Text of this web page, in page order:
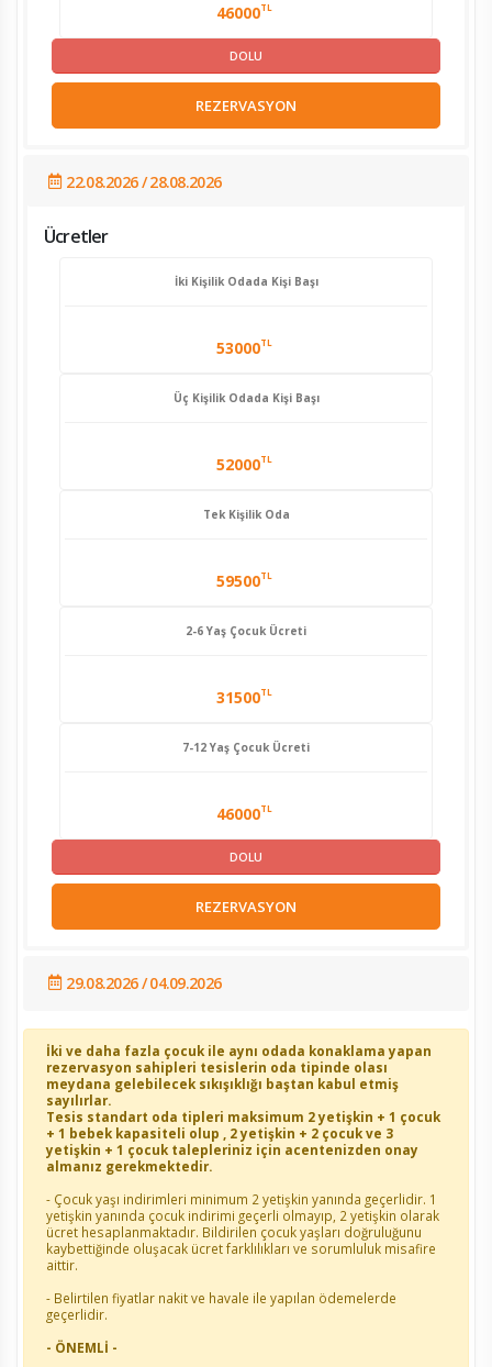
46000TL
DOLU
REZERVASYON
22.08.2026 / 28.08.2026
Ücretler
İki Kişilik Odada Kişi Başı
53000TL
Üç Kişilik Odada Kişi Başı
52000TL
Tek Kişilik Oda
59500TL
2-6 Yaş Çocuk Ücreti
31500TL
7-12 Yaş Çocuk Ücreti
46000TL
DOLU
REZERVASYON
29.08.2026 / 04.09.2026
İki ve daha fazla çocuk ile aynı odada konaklama yapan
rezervasyon sahipleri tesislerin oda tipinde olası
meydana gelebilecek sıkışıklığı baştan kabul etmiş
sayılırlar.
Tesis standart oda tipleri maksimum 2 yetişkin + 1 çocuk
+ 1 bebek kapasiteli olup , 2 yetişkin + 2 çocuk ve 3
yetişkin + 1 çocuk talepleriniz için acentenizden onay
almanız gerekmektedir.
- Çocuk yaşı indirimleri minimum 2 yetişkin yanında geçerlidir. 1
yetişkin yanında çocuk indirimi geçerli olmayıp, 2 yetişkin olarak
ücret hesaplanmaktadır. Bildirilen çocuk yaşları doğruluğunu
kaybettiğinde oluşacak ücret farklılıkları ve sorumluluk misafire
aittir.
- Belirtilen fiyatlar nakit ve havale ile yapılan ödemelerde
geçerlidir.
- ÖNEMLİ -